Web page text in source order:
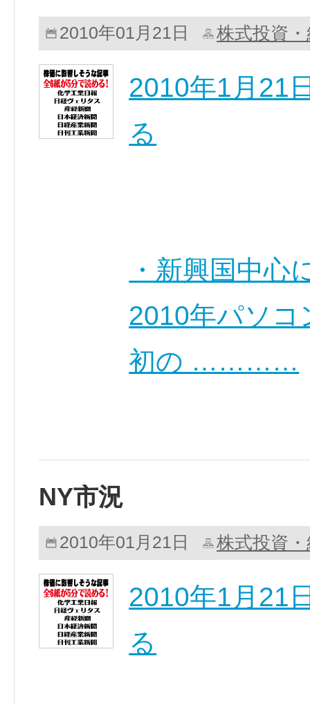
2010年01月21日 株式投資
2010年1月21
る
・新興国中心
2010年パソコ
初の …………
NY市況
2010年01月21日 株式投資
2010年1月21
る